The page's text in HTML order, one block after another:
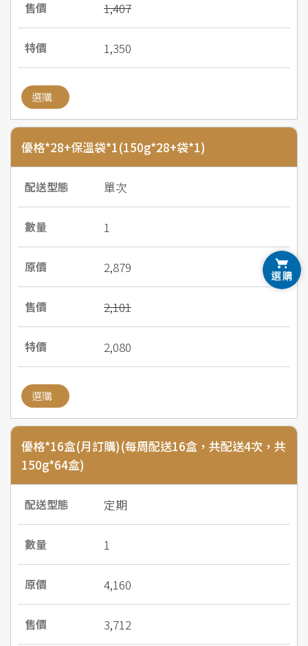
1,407
1,350
選購
優格*28+保溫袋*1(150g*28+袋*1)
單次
1
2,879
2,101
2,080
選購
優格*16盒(月訂購)(每周配送16盒，共配送4次，共
150g*64盒)
定期
1
4,160
3,712